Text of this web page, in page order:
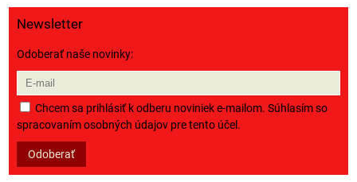
Newsletter
Odoberať naše novinky:
Chcem sa prihlásiť k odberu noviniek e-mailom. Súhlasím so
spracovaním osobných údajov pre tento účel.
Odoberať